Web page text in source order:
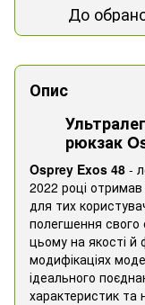
До
Опис
рюкзак
Osprey Exos 48 -
2022 році
для тих
полегшення
цьому на якості й
модифікаціях
ідеального
характеристик та